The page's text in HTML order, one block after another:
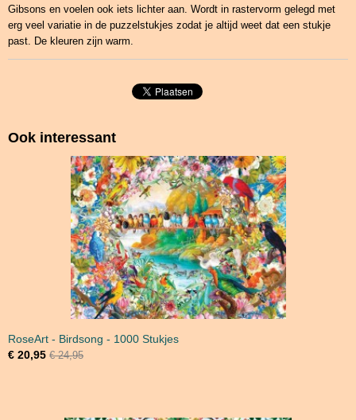
Gibsons en voelen ook iets lichter aan. Wordt in rastervorm gelegd met
erg veel variatie in de puzzelstukjes zodat je altijd weet dat een stukje
past. De kleuren zijn warm.
Ook interessant
RoseArt - Birdsong - 1000 Stukjes
€ 20,95 € 24,95